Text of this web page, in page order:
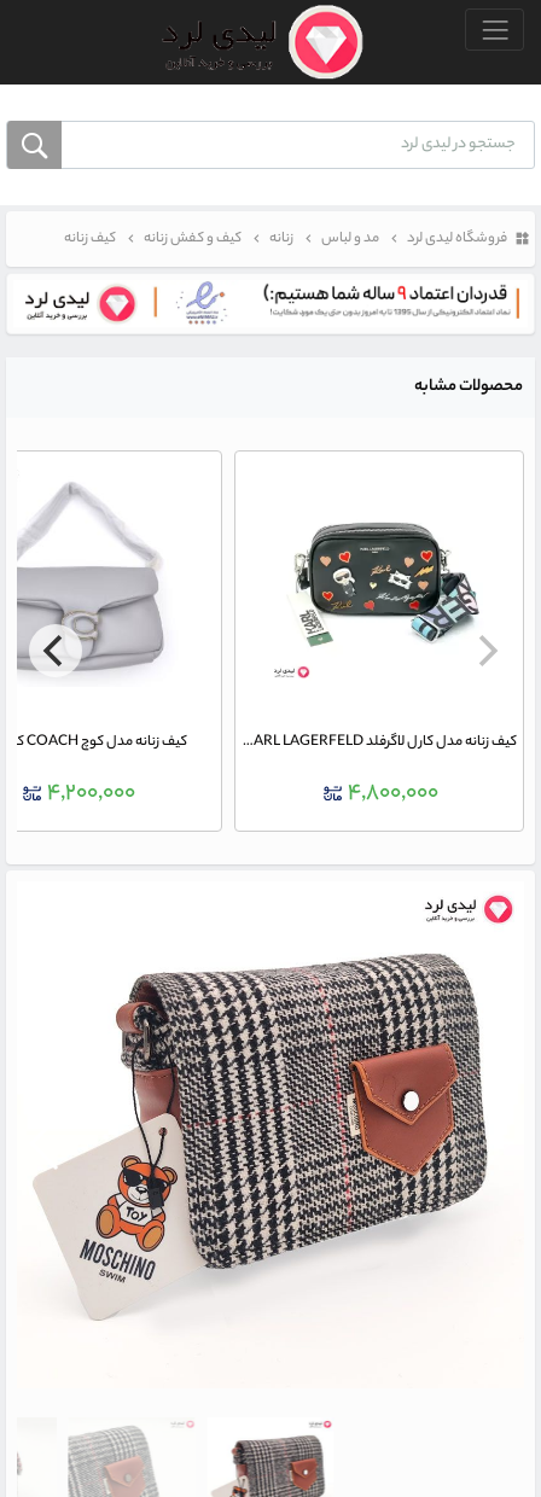
منو بالا
فروشگاه لیدی لرد مد و لباس زنانه کیف و کفش زنانه کیف زنانه
محصولات مشابه
کیف زنانه مدل کارل لاگرفلد KARL LAGERFELD کد008
۴,۸۰۰,۰۰۰
کیف زنانه مدل کوچ COACH کد86268
۴,۲۰۰,۰۰۰